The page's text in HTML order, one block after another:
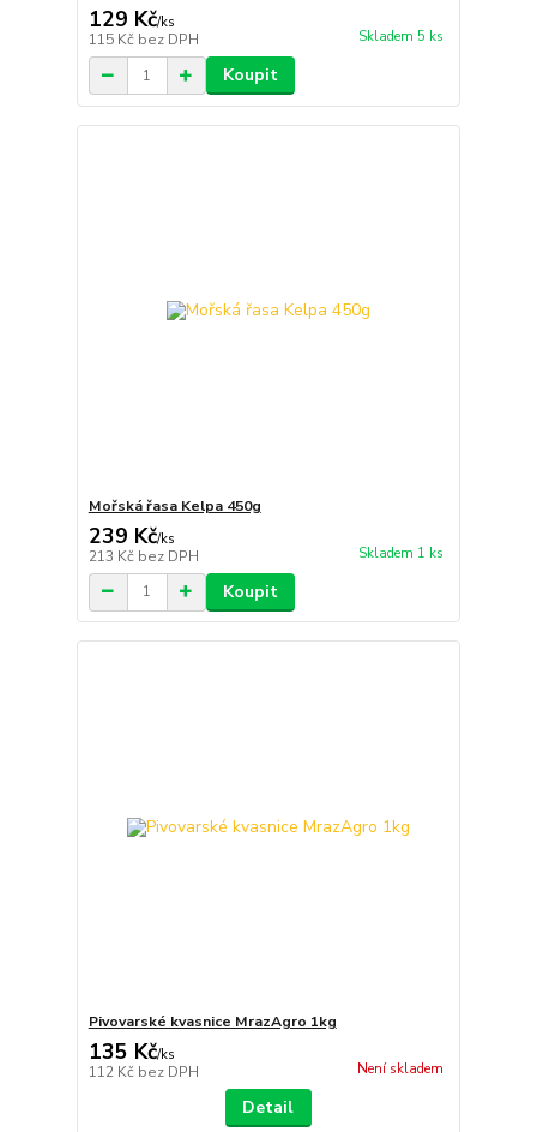
129 Kč/ks
115 Kč bez DPH Skladem 5 ks
Koupit
Mořská řasa Kelpa 450g
239 Kč/ks
213 Kč bez DPH Skladem 1 ks
Koupit
Pivovarské kvasnice MrazAgro 1kg
135 Kč/ks
112 Kč bez DPH Není skladem
Detail